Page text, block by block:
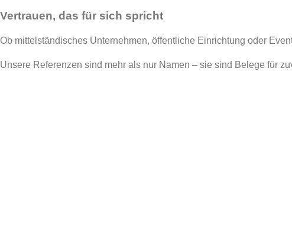
Vertrauen, das für sich spricht
Ob mittelständisches Unternehmen, öffentliche Einrichtung oder
Unsere Referenzen sind mehr als nur Namen – sie sind Belege für